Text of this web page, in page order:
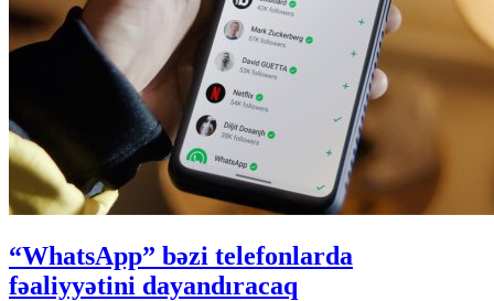
“WhatsApp” bəzi telefonlarda
fəaliyyətini dayandıracaq